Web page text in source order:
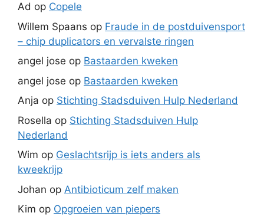
Ad op Copele
Willem Spaans op Fraude in de postduivensport
– chip duplicators en vervalste ringen
angel jose op Bastaarden kweken
angel jose op Bastaarden kweken
Anja op Stichting Stadsduiven Hulp Nederland
Rosella op Stichting Stadsduiven Hulp
Nederland
Wim op Geslachtsrijp is iets anders als
kweekrijp
Johan op Antibioticum zelf maken
Kim op Opgroeien van piepers